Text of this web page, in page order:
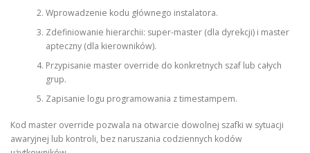
Wprowadzenie kodu głównego instalatora.
Zdefiniowanie hierarchii: super-master (dla dyrekcji) i master
apteczny (dla kierowników).
Przypisanie master override do konkretnych szaf lub całych
grup.
Zapisanie logu programowania z timestampem.
Kod master override pozwala na otwarcie dowolnej szafki w sytuacji
awaryjnej lub kontroli, bez naruszania codziennych kodów